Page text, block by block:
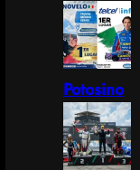
Potosino